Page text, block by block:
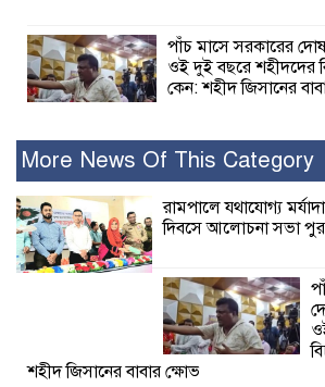
পাঁচ মাসে সরকারের
ওই দুই বছরে শহীদদের
কেন: শহীদ জিসানের
কালিগঞ্জে নিখোঁজ
মিলল ইছামতী নদীতে
শ্যামনগরে জলবায়ু
প্রকল্পের অংশগ্রহণমূলক
More News Of This Category
রামপালে যথাযোগ্য
দিবসে আলোচনা সভা
শহীদ জিসানের বাবার ক্ষোভ